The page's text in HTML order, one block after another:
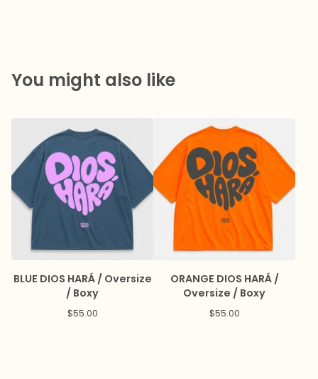
You might also like
BLUE DIOS HARÁ / Oversize
/ Boxy
$55.00
ORANGE DIOS HARÁ /
Oversize / Boxy
$55.00